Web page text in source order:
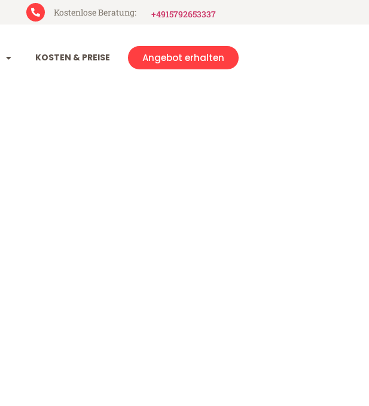
Kostenlose Beratung: +4915792653337
KOSTEN & PREISE Angebot erhalten